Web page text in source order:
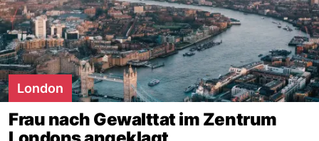
London
Frau nach Gewalttat im Zentrum